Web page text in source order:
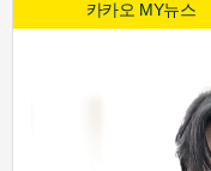
카카오 MY뉴스